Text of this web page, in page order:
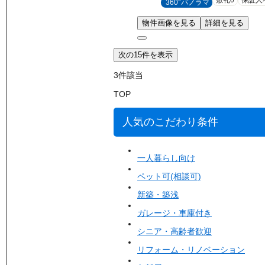
360°パノラマ
物件画像を見る 詳細を見る
次の15件を表示
3件該当
TOP
人気のこだわり条件
一人暮らし向け
ペット可(相談可)
新築・築浅
ガレージ・車庫付き
シニア・高齢者歓迎
リフォーム・リノベーション